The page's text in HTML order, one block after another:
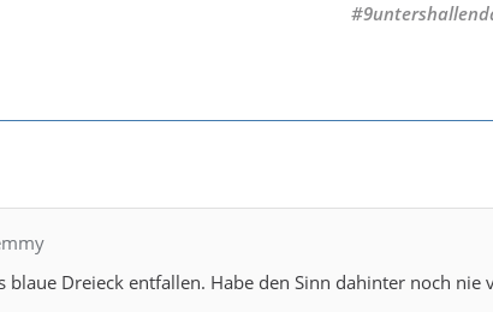
blaue Dreieck entfallen. Habe den Sinn dahinter noch nie